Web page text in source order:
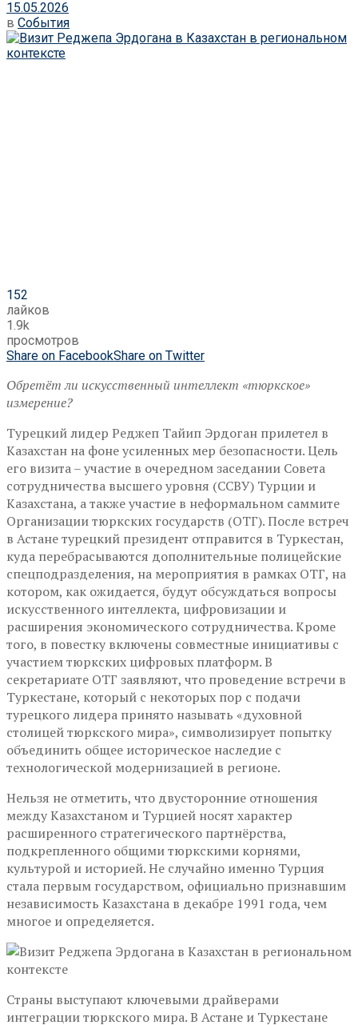
15.05.2026
в События
152
лайков
1.9k
просмотров
Share on FacebookShare on Twitter
Обретёт ли искусственный интеллект «тюркское»
измерение?
Турецкий лидер Реджеп Тайип Эрдоган прилетел в
Казахстан на фоне усиленных мер безопасности. Цель
его визита – участие в очередном заседании Совета
сотрудничества высшего уровня (ССВУ) Турции и
Казахстана, а также участие в неформальном саммите
Организации тюркских государств (ОТГ). После встреч
в Астане турецкий президент отправится в Туркестан,
куда перебрасываются дополнительные полицейские
спецподразделения, на мероприятия в рамках ОТГ, на
котором, как ожидается, будут обсуждаться вопросы
искусственного интеллекта, цифровизации и
расширения экономического сотрудничества. Кроме
того, в повестку включены совместные инициативы с
участием тюркских цифровых платформ. В
секретариате ОТГ заявляют, что проведение встречи в
Туркестане, который с некоторых пор с подачи
турецкого лидера принято называть «духовной
столицей тюркского мира», символизирует попытку
объединить общее историческое наследие с
технологической модернизацией в регионе.
Нельзя не отметить, что двусторонние отношения
между Казахстаном и Турцией носят характер
расширенного стратегического партнёрства,
подкрепленного общими тюркскими корнями,
культурой и историей. Не случайно именно Турция
стала первым государством, официально признавшим
независимость Казахстана в декабре 1991 года, чем
многое и определяется.
Страны выступают ключевыми драйверами
интеграции тюркского мира. В Астане и Туркестане